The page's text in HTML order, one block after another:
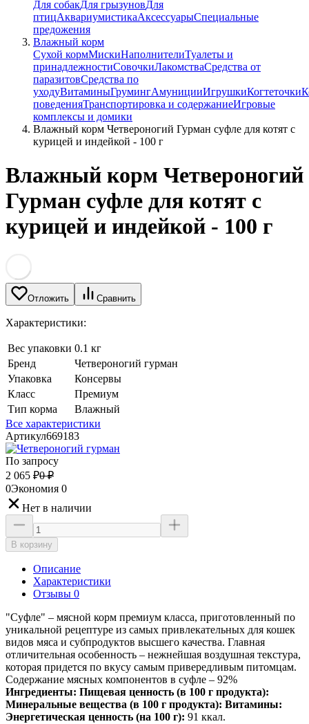
Для собакДля грызуновДля
птицАквариумистикаАксессуарыСпециальные
предожения
Влажный корм
Сухой кормМискиНаполнителиТуалеты и
принадлежностиСовочкиЛакомстваСредства от
паразитовСредства по
уходуВитаминыГрумингАмуницииИгрушкиКогтеточки
поведенияТранспортировка и содержаниеИгровые
комплексы и домики
Влажный корм Четвероногий Гурман суфле для котят с
курицей и индейкой - 100 г
Влажный корм Четвероногий
Гурман суфле для котят с
курицей и индейкой - 100 г
Отложить Сравнить
Характеристики:
Вес упаковки 0.1 кг
Бренд
Четвероногий гурман
Упаковка
Консервы
Класс
Премиум
Тип корма
Влажный
Все характеристики
Артикул669183
По запросу
2 065 ₽0 ₽
0Экономия 0
Нет в наличии
В корзину
Описание
Характеристики
Отзывы 0
"Суфле" – мясной корм премиум класса, приготовленный по
уникальной рецептуре из самых привлекательных для кошек
видов мяса и субпродуктов высшего качества. Главная
отличительная особенность – нежнейшая воздушная текстура,
которая придется по вкусу самым привередливым питомцам.
Содержание мясных компонентов в суфле – 92%
Ингредиенты: Пищевая ценность (в 100 г продукта):
Минеральные вещества (в 100 г продукта): Витамины:
Энергетическая ценность (на 100 г): 91 ккал.